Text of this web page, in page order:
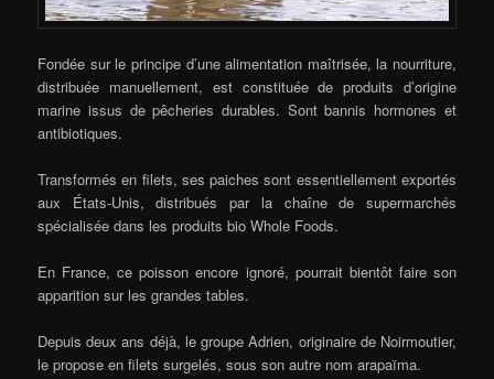
Fondée sur le principe d’une alimentation maîtrisée, la nourriture,
distribuée manuellement, est constituée de produits d’origine
marine issus de pêcheries durables. Sont bannis hormones et
antibiotiques.
Transformés en filets, ses paiches sont essentiellement exportés
aux États-Unis, distribués par la chaîne de supermarchés
spécialisée dans les produits bio Whole Foods.
En France, ce poisson encore ignoré, pourrait bientôt faire son
apparition sur les grandes tables.
Depuis deux ans déjà, le groupe Adrien, originaire de Noirmoutier,
le propose en filets surgelés, sous son autre nom arapaïma.